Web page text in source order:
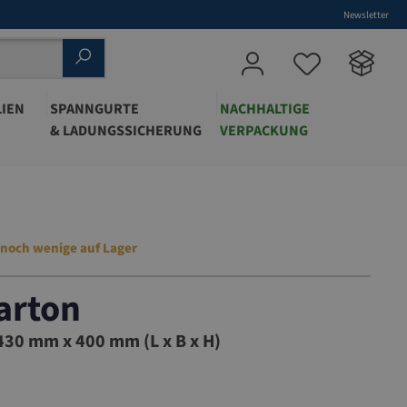
Newsletter
SPANNGURTE
& LADUNGSSICHERUNG
NACHHALTIGE
VERPACKUNG
wenige auf Lager
mm x 400 mm (L x B x H)